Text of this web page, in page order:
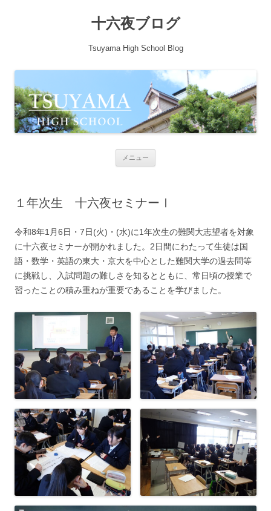
十六夜ブログ
Tsuyama High School Blog
メニュー
１年次生 十六夜セミナーⅠ
令和8年1月6日・7日(火)・(水)に1年次生の難関大志望者を対象
に十六夜セミナーが開かれました。2日間にわたって生徒は国
語・数学・英語の東大・京大を中心とした難関大学の過去問等
に挑戦し、入試問題の難しさを知るとともに、常日頃の授業で
習ったことの積み重ねが重要であることを学びました。